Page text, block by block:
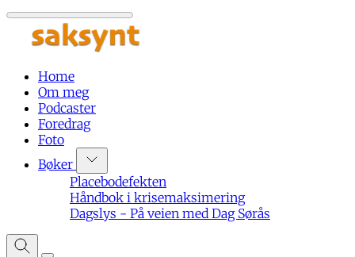
Home
Om meg
Podcaster
Foredrag
Foto
Bøker
Placebodefekten
Håndbok i krisemaksimering
Dagslys - På veien med Dag Sørås